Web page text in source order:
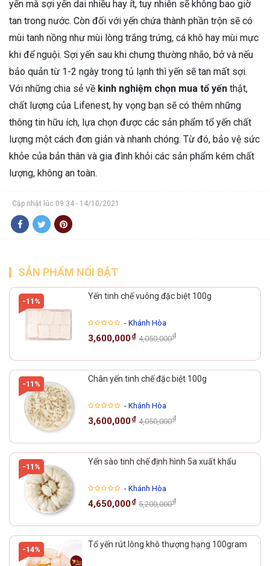
yến mà sợi yến dai nhiều hay ít, tuy nhiên sẽ không bao giờ
tan trong nước. Còn đối với yến chứa thành phần trộn sẽ có
mùi tanh nồng như mùi lòng trắng trứng, cá khô hay mùi mực
khi để nguội. Sợi yến sau khi chưng thường nhão, bở và nếu
bảo quản từ 1-2 ngày trong tủ lạnh thì yến sẽ tan mất sợi.
Với những chia sẻ về kinh nghiệm chọn mua tổ yến thật,
chất lượng của Lifenest, hy vọng bạn sẽ có thêm những
thông tin hữu ích, lựa chọn được các sản phẩm tổ yến chất
lượng một cách đơn giản và nhanh chóng. Từ đó, bảo vệ sức
khỏe của bản thân và gia đình khỏi các sản phẩm kém chất
lượng, không an toàn.
Cập nhật lúc 09:34 - 14/10/2021
SẢN PHẨM NỔI BẬT
-11%
Yến tinh chế vuông đặc biệt 100g
- Khánh Hòa
3,600,000₫ 4,050,000₫
-11%
Chân yến tinh chế đặc biệt 100g
- Khánh Hòa
3,600,000₫ 4,050,000₫
-11%
Yến sào tinh chế định hình 5a xuất khẩu
- Khánh Hòa
4,650,000₫ 5,200,000₫
-14%
Tổ yến rút lông khô thượng hạng 100gram